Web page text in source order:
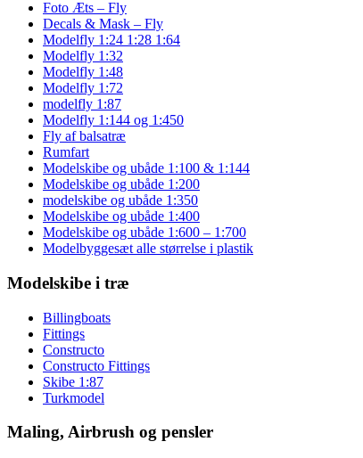
Foto Æts – Fly
Decals & Mask – Fly
Modelfly 1:24 1:28 1:64
Modelfly 1:32
Modelfly 1:48
Modelfly 1:72
modelfly 1:87
Modelfly 1:144 og 1:450
Fly af balsatræ
Rumfart
Modelskibe og ubåde 1:100 & 1:144
Modelskibe og ubåde 1:200
modelskibe og ubåde 1:350
Modelskibe og ubåde 1:400
Modelskibe og ubåde 1:600 – 1:700
Modelbyggesæt alle størrelse i plastik
Modelskibe i træ
Billingboats
Fittings
Constructo
Constructo Fittings
Skibe 1:87
Turkmodel
Maling, Airbrush og pensler